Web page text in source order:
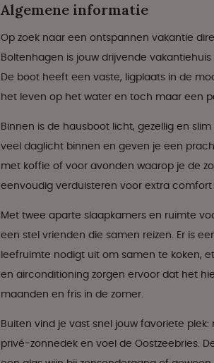
Algemene informatie
Op zoek naar een ontspannen vakantie
Boltenhagen is jouw drijvende
De boot heeft een vaste, ligplaats in de
het leven op het water en toch maar een
Binnen is de hausboot licht, gezellig en
veel daglicht binnen en geven je een
met koffie of voor avonden waarop je de
eenvoudig verduisteren voor extra comfort
Met twee aparte slaapkamers en ruimte
een stel vrienden die samen reizen. Er is
leefruimte nodigt uit om samen te koken,
en airconditioning zorgen ervoor dat het
maanden en fris in de zomer.
Buiten vind je vast snel jouw favoriete
privé-zonnedek en voel de Oostzeebries.